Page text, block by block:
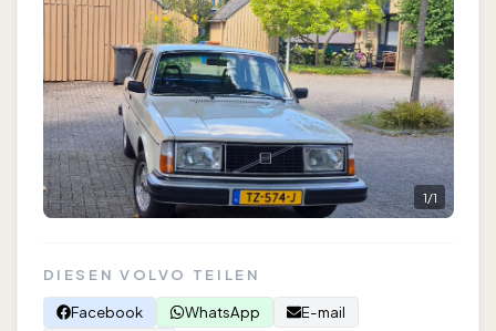
1/1
DIESEN VOLVO TEILEN
Facebook
WhatsApp
E-mail